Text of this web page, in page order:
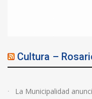
Cultura –
La Municipalidad